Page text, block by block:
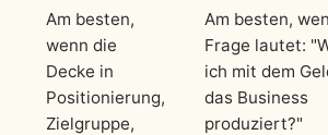
Am besten,
wenn die
Decke in
Positionierung,
Zielgruppe,
Am besten,
Frage lautet:
ich mit dem
das Business
produziert?"